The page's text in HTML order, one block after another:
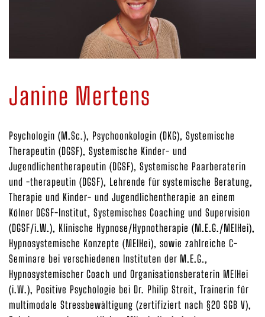
Janine Mertens
Psychologin (M.Sc.), Psychoonkologin (DKG), Systemische
Therapeutin (DGSF), Systemische Kinder- und
Jugendlichentherapeutin (DGSF), Systemische Paarberaterin
und -therapeutin (DGSF), Lehrende für systemische Beratung,
Therapie und Kinder- und Jugendlichentherapie an einem
Kölner DGSF-Institut, Systemisches Coaching und Supervision
(DGSF/i.W.), Klinische Hypnose/Hypnotherapie (M.E.G./MEIHei),
Hypnosystemische Konzepte (MEIHei), sowie zahlreiche C-
Seminare bei verschiedenen Instituten der M.E.G.,
Hypnosystemischer Coach und Organisationsberaterin MEIHei
(i.W.), Positive Psychologie bei Dr. Philip Streit, Trainerin für
multimodale Stressbewältigung (zertifiziert nach §20 SGB V),